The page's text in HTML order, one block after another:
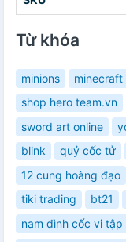
Từ khóa
minions minecraft
shop hero team.vn
sword art online
blink
quỷ cốc tử
12 cung hoàng đạo
tiki trading
bt21
nam đình cốc vi tập